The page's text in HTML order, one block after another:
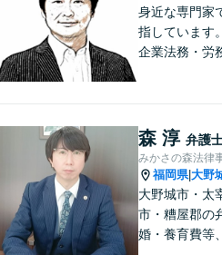
身近な専門家
指しています
企業法務・労
森 淳 弁護
みかさの森法律
福岡県|大野
大野城市・太
市・糟屋郡の
婚・養育費等